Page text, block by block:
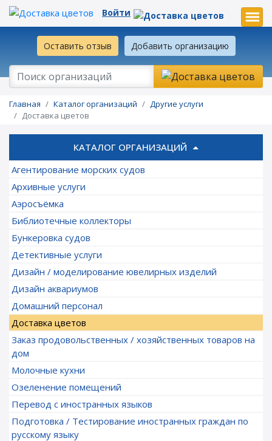
Войти
Оставить отзыв Добавить организацию
Главная Каталог организаций
Другие услуги
Доставка цветов
КАТАЛОГ ОРГАНИЗАЦИЙ
Агентирование морских судов
Архивные услуги
Аэросъёмка
Библиотечные коллекторы
Бункеровка судов
Детективные услуги
Дизайн / моделирование ювелирных изделий
Дизайн аквариумов
Домашний персонал
Доставка цветов
Заказ продовольственных / хозяйственных товаров на
дом
Молочные кухни
Озеленение помещений
Перевод с иностранных языков
Подготовка / Тестирование иностранных граждан по
русскому языку